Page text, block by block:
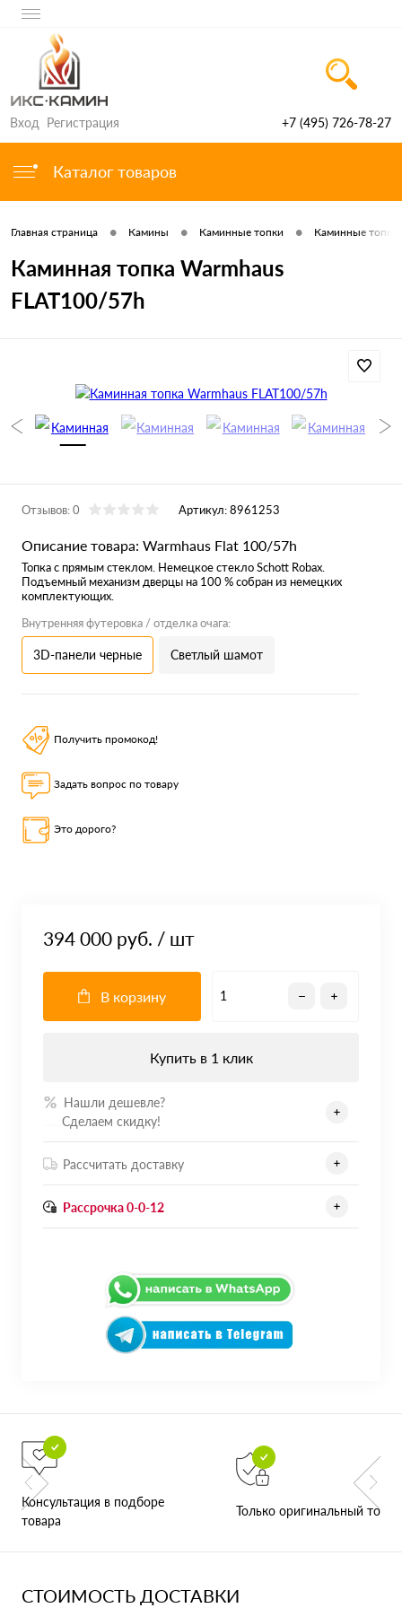
Вход Регистрация +7 (495) 726-78-27
Каталог товаров
Главная страница • Камины • Каминные топки • Каминные топки
Каминная топка Warmhaus
FLAT100/57h
Отзывов: 0 Артикул:8961253
Описание товара: Warmhaus Flat 100/57h
Топка с прямым стеклом. Немецкое стекло Schott Robax.
Подъемный механизм дверцы на 100 % собран из немецких
комплектующих.
Внутренняя футеровка / отделка очага:
3D-панели черные Светлый шамот
Получить промокод!
Задать вопрос по товару
Это дорого?
394 000 руб. / шт
В корзину
Купить в 1 клик
Нашли дешевле?
Сделаем скидку!
Рассчитать доставку
Рассрочка 0-0-12
Консультация в подборе
товара
Только оригинальный товар
СТОИМОСТЬ ДОСТАВКИ